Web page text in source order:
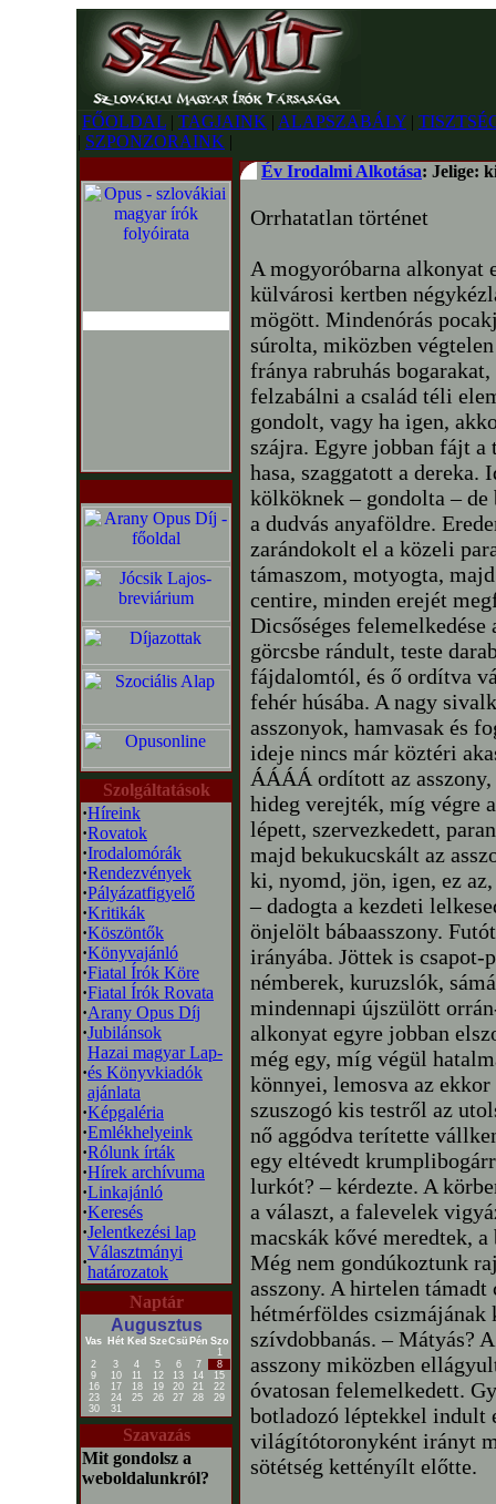
FŐOLDAL | TAGJAINK | ALAPSZABÁLY |
| SZPONZORAINK |
Szolgáltatások
·Híreink
·Rovatok
·Irodalomórák
·Rendezvények
·Pályázatfigyelő
·Kritikák
·Köszöntők
·Könyvajánló
·Fiatal Írók Köre
·Fiatal Írók Rovata
·Arany Opus Díj
·Jubilánsok
·
Hazai magyar Lap-
és Könyvkiadók
ajánlata
·Képgaléria
·Emlékhelyeink
·Rólunk írták
·Hírek archívuma
·Linkajánló
·Keresés
·Jelentkezési lap
·
Választmányi
határozatok
Naptár
Augusztus
Vas Hét Ked SzeCsü Pén Szo
1
2
3 4 5 6 7
8
9
10 11 12 13 14
15
16
17 18 19 20 21
22
23
24 25 26 27 28
29
30
31
Szavazás
Mit gondolsz a
weboldalunkról?
Év Irodalmi Alkotása: Jelige:
Orrhatatlan történet
A mogyoróbarna alkonyat
külvárosi kertben
mögött. Mindenórás
súrolta, miközben
fránya rabruhás
felzabálni a család téli
gondolt, vagy ha igen,
szájra. Egyre jobban fájt a
hasa, szaggatott a dereka.
kölköknek – gondolta – de
a dudvás anyaföldre.
zarándokolt el a közeli
támaszom, motyogta,
centire, minden erejét
Dicsőséges
görcsbe rándult, teste
fájdalomtól, és ő ordítva
fehér húsába. A nagy
asszonyok, hamvasak és
ideje nincs már köztéri
ÁÁÁÁ ordított az
hideg verejték, míg végre
lépett, szervezkedett,
majd bekukucskált az
ki, nyomd, jön, igen, ez
– dadogta a kezdeti
önjelölt bábaasszony.
irányába. Jöttek is csapot-
némberek, kuruzslók,
mindennapi újszülött
alkonyat egyre jobban
még egy, míg végül
könnyei, lemosva az
szuszogó kis testről az
nő aggódva terítette
egy eltévedt
lurkót? – kérdezte. A
a választ, a falevelek
macskák kővé meredtek,
Még nem gondúkoztunk
asszony. A hirtelen
hétmérföldes csizmájának
szívdobbanás. – Mátyás?
asszony miközben
óvatosan felemelkedett.
botladozó léptekkel indult
világítótoronyként irányt
sötétség kettényílt előtte.